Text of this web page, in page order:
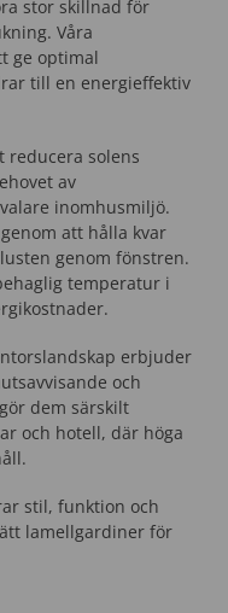
stor skillnad för
Våra
ge optimal
till en energieffektiv
reducera solens
av
inomhusmiljö.
att hålla kvar
genom fönstren.
temperatur i
erbjuder
och
dem särskilt
och hotell, där höga
stil, funktion och
lamellgardiner för